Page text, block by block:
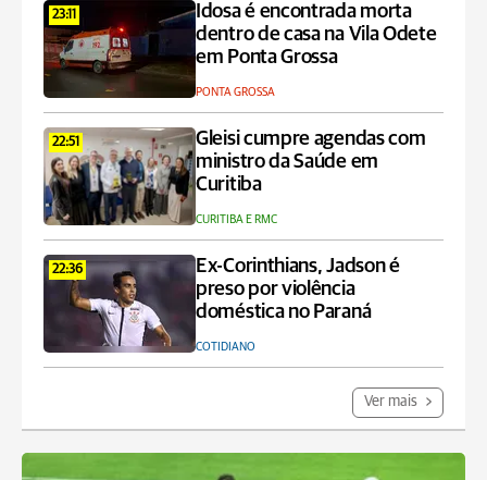
23:11
Idosa é encontrada morta
dentro de casa na Vila Odete
em Ponta Grossa
PONTA GROSSA
22:51
Gleisi cumpre agendas com
ministro da Saúde em
Curitiba
CURITIBA E RMC
22:36
Ex-Corinthians, Jadson é
preso por violência
doméstica no Paraná
COTIDIANO
Ver mais